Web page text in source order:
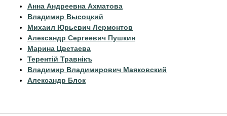
Анна Андреевна Ахматова
Владимир Высоцкий
Михаил Юрьевич Лермонтов
Александр Сергеевич Пушкин
Марина Цветаева
Терентiй Травнiкъ
Владимир Владимирович Маяковский
Александр Блок